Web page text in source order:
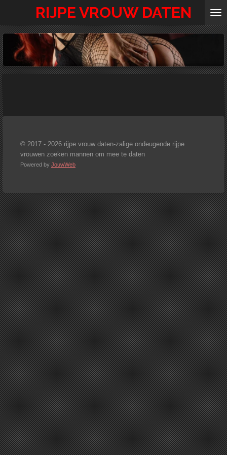
naar
hoofdinhoud
RIJPE VROUW DATEN
© 2017 - 2026 rijpe vrouw daten-zalige ondeugende rijpe
vrouwen zoeken mannen om mee te daten
Powered by JouwWeb